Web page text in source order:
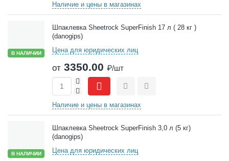
Наличие и цены в магазинах
В НАЛИЧИИ
Шпаклевка Sheetrock SuperFinish 17 л ( 28 кг )
(danogips)
Цена для юридических лиц
от 3350.00 ₽/шт
-
+
СравнитьОтложить
Наличие и цены в магазинах
В НАЛИЧИИ
Шпаклевка Sheetrock SuperFinish 3,0 л (5 кг)
(danogips)
Цена для юридических лиц